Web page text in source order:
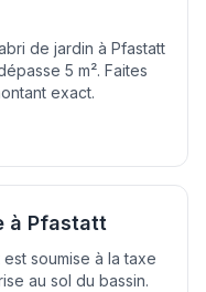
de jardin à Pfastatt
5 m². Faites
exact.
à Pfastatt
soumise à la taxe
au sol du bassin.